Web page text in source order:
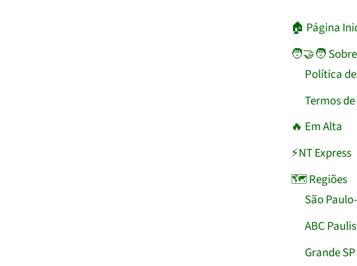
🏠︎ Página
🧑‍🤝‍🧑
Política
Termos
🔥 Em Alta
⚡NT Express
🗺️ Regiões
São
ABC
Grande SP